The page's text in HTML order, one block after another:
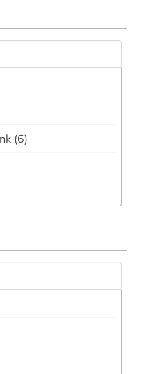
Biographische Datenbank (6)
Sammlung Nicht-Textueller-Materialien (1)